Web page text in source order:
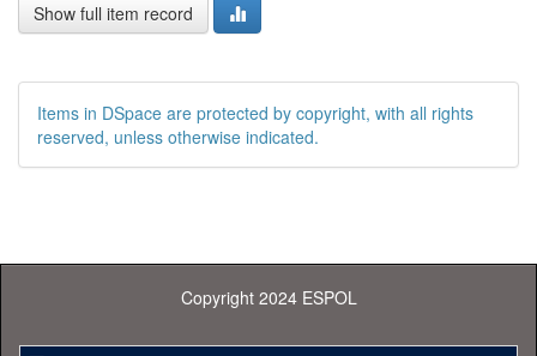
Show full item record
Items in DSpace are protected by copyright, with all rights
reserved, unless otherwise indicated.
Copyright 2024 ESPOL